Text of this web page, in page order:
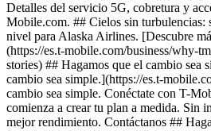
Detalles del servicio 5G, cobretura y
Mobile.com. ## Cielos sin turbulencias:
nivel para Alaska Airlines. [Descubre
(https://es.t-mobile.com/business/why-
stories) ## Hagamos que el cambio sea
cambio sea simple.](https://es.t-
cambio sea simple. Conéctate con T-
comienza a crear tu plan a medida. Sin
mejor rendimiento. Contáctanos ##